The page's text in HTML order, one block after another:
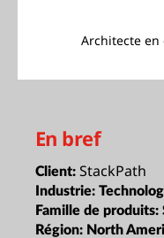
Architecte en
En bref
Client: StackPath
Industrie:
Famille de produits:
Région: North